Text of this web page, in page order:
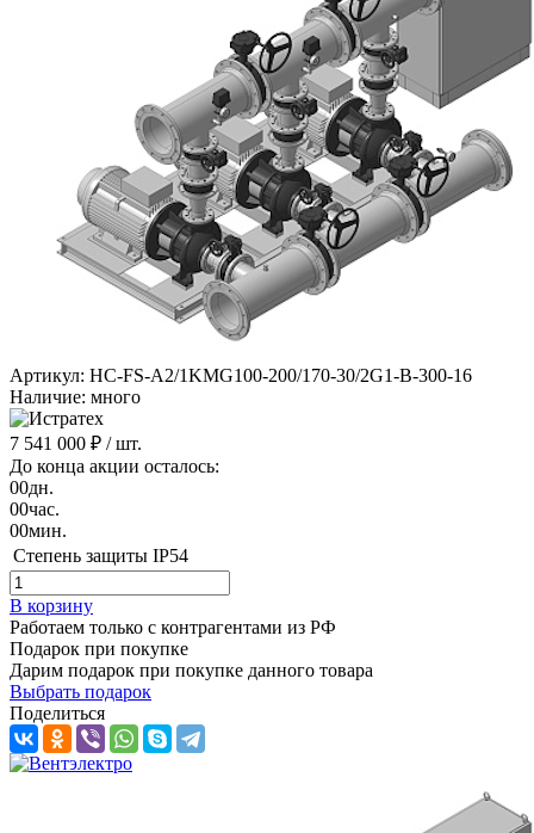
Артикул: HC-FS-A2/1KMG100-200/170-30/2G1-B-300-16
Наличие: много
7 541 000 ₽ / шт.
До конца акции осталось:
00дн.
00час.
00мин.
Степень защиты IP54
В корзину
Работаем только с контрагентами из РФ
Подарок при покупке
Дарим подарок при покупке данного товара
Выбрать подарок
Поделиться